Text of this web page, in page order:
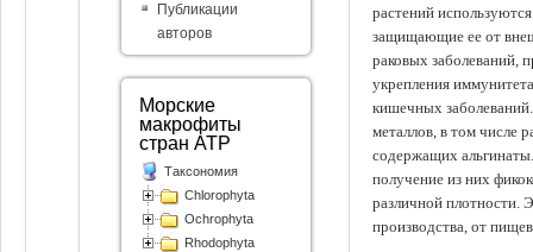
растений
защищающие ее от
раковых заболеваний,
укрепления
кишечных
металлов, в том числе
содержащих
получение из них
различной плотности.
производства, от
Публикации
авторов
Морские
макрофиты
стран АТР
Таксономия
Chlorophyta
Ochrophyta
Rhodophyta